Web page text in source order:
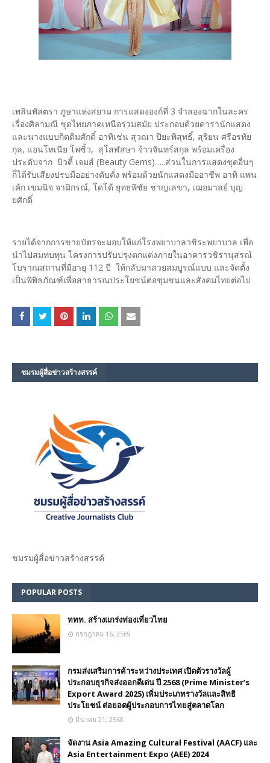
เพลินพัสตรา ภูษาแห่งสยาม การแสดงองก์ที่ 3 จำลองฉากในละคร
เรื่องศิลามณี ชุดไทยภาคเหนือร่วมสมัย ประกอบด้วยดารานักแสดง
และนางแบบกิตติมศักดิ์ อาทิเช่น สุวณา ปิยะพิสุทธิ์, สุริยน ศรีอรทัย
กุล, แอนโทเนีย โพซิ้ว, สุโสฬสษา จ้าวจันทร์สกุล พร้อมเครื่อง
ประดับจาก บิวตี้ เจมส์ (Beauty Gems)…..ส่วนในการแสดงชุดอื่นๆ
ก็ได้รับเสียงปรบมืออย่างคับคั่ง พร้อมด้วยนักแสดงมืออาชีพ อาทิ แพน
เค้ก เขมนิจ จามิกรณ์, โดโด้ ยุทธพิชัย ชาญเลขา, เฌอมาลย์ บุญ
ยศักดิ์
รายได้จากการขายบัตรจะมอบให้แก่โรงพยาบาลวชิระพยาบาล เพื่อ
นำไปสมทบทุน โครงการปรับปรุงตกแต่งภายในอาคารวชิรานุสรณ์
โบราณสถานที่มีอายุ 112 ปี ให้กลับมาสวยสมบูรณ์แบบ และจัดตั้ง
เป็นพิพิธภัณฑ์เพื่อสาธารณประโยชน์ต่อชุมชนและสังคมไทยต่อไป
ชมรม​ผู้สื่อข่าวสร้างสรรค์​
ชมรม​ผู้สื่อข่าวสร้างสรรค์​
POPULAR POSTS
ททท. สร้างแกร่งท่องเที่ยวไทย
กรกฎาคม 16, 2569
กรมส่งเสริมการค้าระหว่างประเทศ เปิดตัวรางวัลผู้
ประกอบธุรกิจส่งออกดีเด่น ปี 2568 (Prime Minister’s
Export Award 2025) เพิ่มประเภทรางวัลและสิทธิ
ประโยชน์ ต่อยอดผู้ประกอบการไทยสู่ตลาดโลก
มีนาคม 21, 2568
จัดงาน Asia Amazing Cultural Festival (AACF) และ
Asia Entertainment Expo (AEE) 2024